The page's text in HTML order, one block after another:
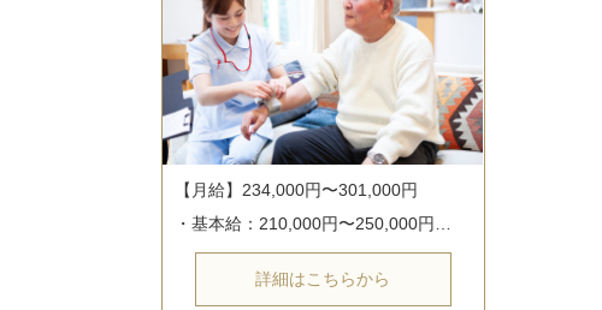
【月給】234,000円〜301,000円
・基本給：210,000円〜250,000円…
詳細はこちらから